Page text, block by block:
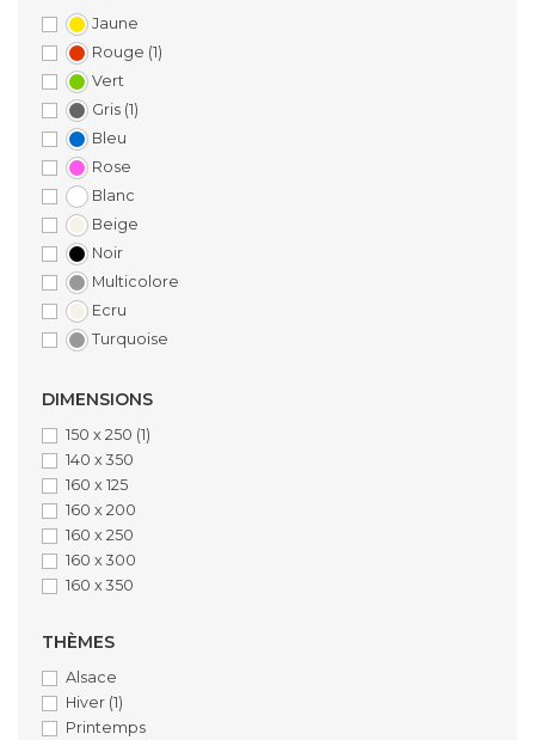
Jaune
Rouge (1)
Vert
Gris (1)
Bleu
Rose
Blanc
Beige
Noir
Multicolore
Ecru
Turquoise
DIMENSIONS
150 x 250 (1)
140 x 350
160 x 125
160 x 200
160 x 250
160 x 300
160 x 350
THÈMES
Alsace
Hiver (1)
Printemps